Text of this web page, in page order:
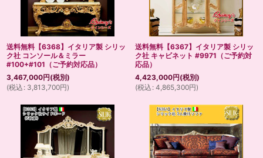
送料無料【6368】イタリア製 シリッ
ク社 コンソール＆ミラー
#100+#101（ご予約対応品）
3,467,000円(税別)
(税込 : 3,813,700円)
送料無料【6367】イタリア製 シリッ
ク社 キャビネット #9971（ご予約対
応品）
4,423,000円(税別)
(税込 : 4,865,300円)